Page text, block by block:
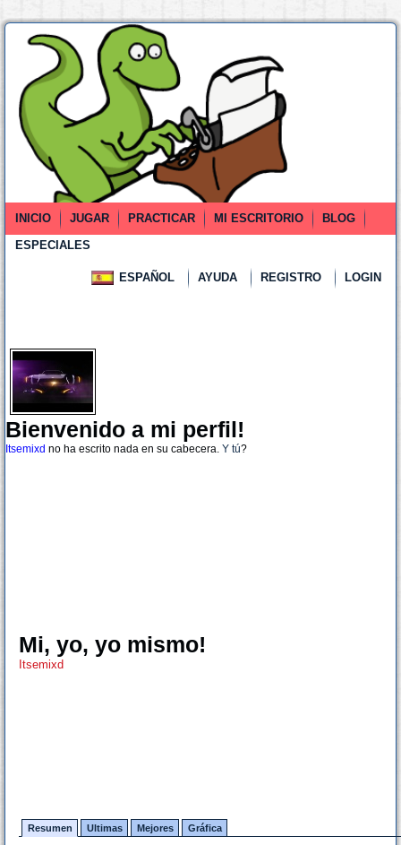
INICIO JUGAR PRACTICAR MI ESCRITORIO
BLOG
ESPECIALES
ESPAÑOL AYUDA REGISTRO LOGIN
Bienvenido a mi perfil!
Itsemixd no ha escrito nada en su cabecera. Y tú?
Mi, yo, yo mismo!
Itsemixd
Resumen Ultimas Mejores Gráfica